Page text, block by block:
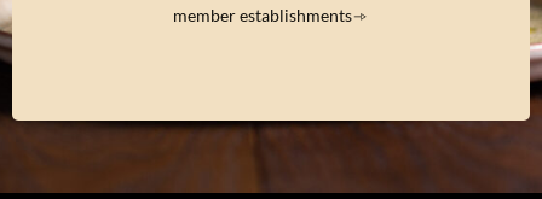
member establishments